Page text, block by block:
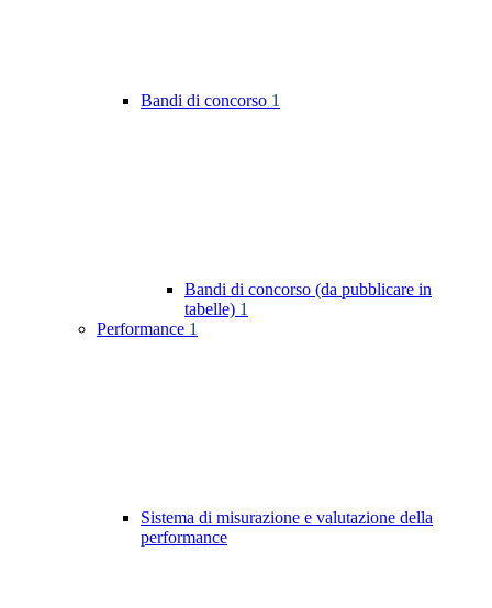
Bandi di concorso 1
Bandi di concorso (da pubblicare in
tabelle) 1
Performance 1
Sistema di misurazione e valutazione della
performance